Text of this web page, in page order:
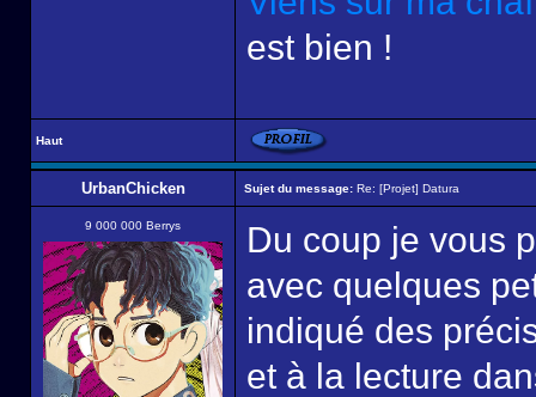
est bien !
Haut
UrbanChicken Sujet du message: Re: [Projet] Datura
9 000 000 Berrys
Du coup je vous
avec quelques
indiqué des
et à la lecture